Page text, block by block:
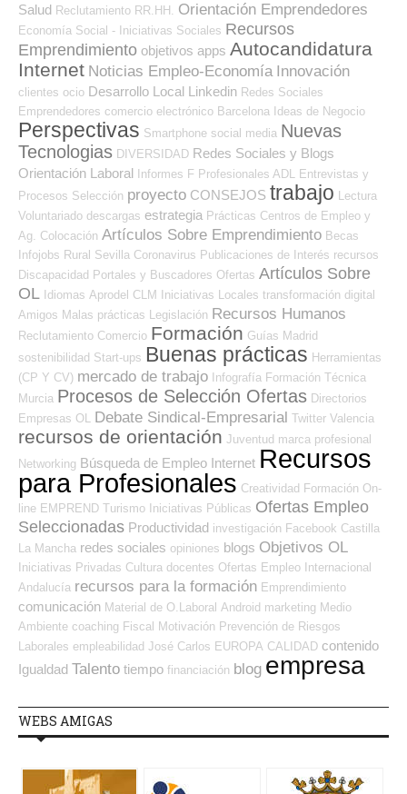
Salud Reclutamiento RR.HH. Orientación Emprendedores
Economía Social - Iniciativas Sociales Recursos
Emprendimiento objetivos apps Autocandidatura
Internet Noticias Empleo-Economía Innovación
clientes ocio Desarrollo Local Linkedin Redes Sociales
Emprendedores comercio electrónico Barcelona Ideas de Negocio
Perspectivas Smartphone social media Nuevas
Tecnologias DIVERSIDAD Redes Sociales y Blogs
Orientación Laboral Informes F Profesionales ADL Entrevistas y
Procesos Selección proyecto CONSEJOS trabajo Lectura
Voluntariado descargas estrategia Prácticas Centros de Empleo y
Ag. Colocación Artículos Sobre Emprendimiento Becas
Infojobs Rural Sevilla Coronavirus Publicaciones de Interés recursos
Discapacidad Portales y Buscadores Ofertas Artículos Sobre
OL Idiomas Aprodel CLM Iniciativas Locales transformación digital
Amigos Malas prácticas Legislación Recursos Humanos
Reclutamiento Comercio Formación Guías Madrid
sostenibilidad Start-ups Buenas prácticas Herramientas
(CP Y CV) mercado de trabajo Infografía Formación Técnica
Murcia Procesos de Selección Ofertas Directorios
Empresas OL Debate Sindical-Empresarial Twitter Valencia
recursos de orientación Juventud marca profesional
Networking Búsqueda de Empleo Internet Recursos
para Profesionales Creatividad Formación On-
line EMPREND Turismo Iniciativas Públicas Ofertas Empleo
Seleccionadas Productividad investigación Facebook Castilla
La Mancha redes sociales opiniones blogs Objetivos OL
Iniciativas Privadas Cultura docentes Ofertas Empleo Internacional
Andalucía recursos para la formación Emprendimiento
comunicación Material de O.Laboral Android marketing Medio
Ambiente coaching Fiscal Motivación Prevención de Riesgos
Laborales empleabilidad José Carlos EUROPA CALIDAD contenido
Igualdad Talento tiempo financiación blog empresa
WEBS AMIGAS